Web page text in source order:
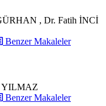
, Dr. Fatih İNCİ
Benzer Makaleler
YILMAZ
Benzer Makaleler